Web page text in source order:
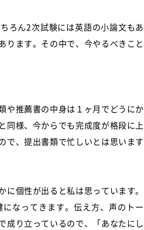
ろん2次試験には英語の小論文もあ
ります。その中で、今やるべきこと
や推薦書の中身は１ヶ月でどうにか
同様、今からでも完成度が格段に上
で、提出書類で忙しいとは思います
個性が出ると私は思っています。
なってきます。伝え方、声のトー
成り立っているので、「あなたにし